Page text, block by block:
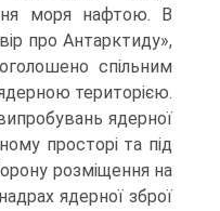
моря нафтою. В
про Антарктиду»,
спільним
територією.
ядерної
просторі та під
розміщення на
ядерної зброї